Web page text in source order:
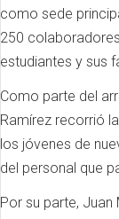
como sede
250
estudiantes y sus
Como parte del
Ramírez recorrió
los jóvenes de
del personal que
Por su parte, Juan